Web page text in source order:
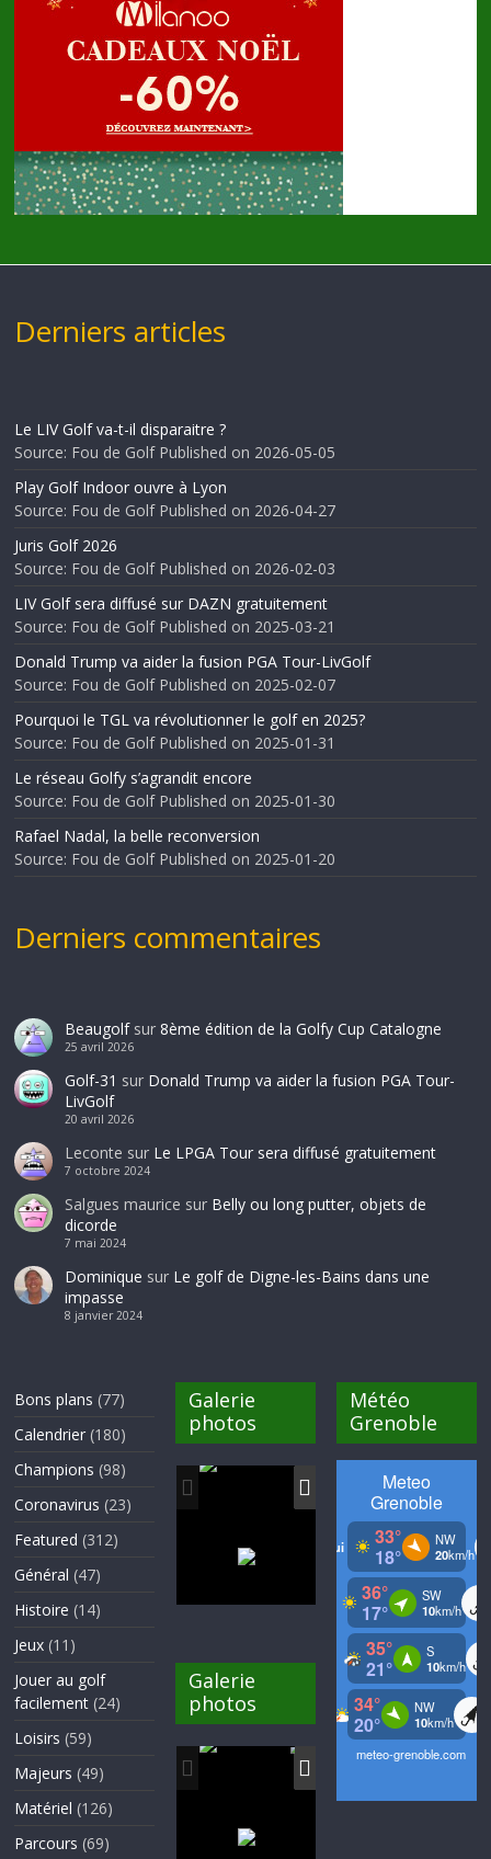
Derniers articles
Le LIV Golf va-t-il disparaitre ?
Source: Fou de Golf Published on 2026-05-05
Play Golf Indoor ouvre à Lyon
Source: Fou de Golf Published on 2026-04-27
Juris Golf 2026
Source: Fou de Golf Published on 2026-02-03
LIV Golf sera diffusé sur DAZN gratuitement
Source: Fou de Golf Published on 2025-03-21
Donald Trump va aider la fusion PGA Tour-LivGolf
Source: Fou de Golf Published on 2025-02-07
Pourquoi le TGL va révolutionner le golf en 2025?
Source: Fou de Golf Published on 2025-01-31
Le réseau Golfy s’agrandit encore
Source: Fou de Golf Published on 2025-01-30
Rafael Nadal, la belle reconversion
Source: Fou de Golf Published on 2025-01-20
Derniers commentaires
Beaugolfsur 8ème édition de la Golfy Cup Catalogne
25 avril 2026
Golf-31 sur Donald Trump va aider la fusion PGA Tour-
LivGolf
20 avril 2026
Leconte sur Le LPGA Tour sera diffusé gratuitement
7 octobre 2024
Salgues maurice sur Belly ou long putter, objets de
dicorde
7 mai 2024
Dominique sur Le golf de Digne-les-Bains dans une
impasse
8 janvier 2024
Bons plans (77)
Calendrier (180)
Champions (98)
Coronavirus (23)
Featured (312)
Général (47)
Histoire (14)
Jeux (11)
Jouer au golf
facilement (24)
Loisirs (59)
Majeurs (49)
Matériel (126)
Parcours (69)
Galerie
photos
Galerie
photos
Météo
Grenoble